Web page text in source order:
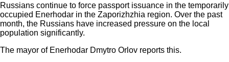
Russians continue to force passport issuance in the temporarily
occupied Enerhodar in the Zaporizhzhia region. Over the past
month, the Russians have increased pressure on the local
population significantly.
The mayor of Enerhodar Dmytro Orlov reports this.